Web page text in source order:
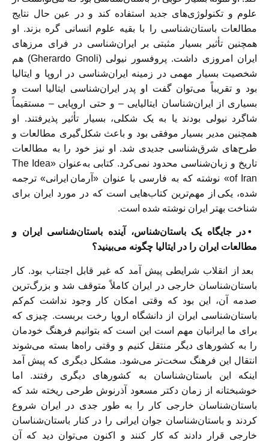
علوم و تکنولوژی‌های جدید استفاده کند و در عین حال نتایج
مطالعات باستان‌شناسی را با بقیه علوم انسانی گره بزند. او
همچنین تأثیر بسیار مثبتی بر ایران‌شناسی در فرای مرزهای
ایران امروزی داشت. پروفسور نیولی (Gherardo Gnoli) هم
شخصیت بسیار مهمی در زمینه ایران‌شناسی در اروپا و ایتالیا
بود و تقریباً می‌توان گفت او پدر ایران‌شناسی ایتالیا است و
بسیاری از ایران‌شناسان ایتالیایی – و حتی اروپایی – مستقیماً
شاگرد نیولی بودند یا به یک شکلی، بسیار تأثیر پذیرفتند. او
همچنین مدیر بسیار موفقی بود و باعث شکل‌گیری مطالعات و
طرح‌های شرق‌شناسی جدیدی شد. او نیز خود را به مطالعات
تاریخ و زبان‌شناسی محدود نمی‌کرد. کتابی به‌عنوان «The Idea
of Iran» نوشته که به فارسی با عنوان «آرمان ایرانی» ترجمه
شده، یکی از مهم‌ترین کتاب‌هایی است که در مورد ایران‌ برای
شناخت بهتر ایران نوشته شده است.
• در جایگاه یک باستان‌شناس، آینده باستان‌شناسی ایران و
مطالعات ایران را در ایتالیا چگونه می‌بینید؟
بعد از انقلاب شرایطی پیش آمد که غیر قابل اجتناب بود. کار
باستان‌شناسان خارجی در ایران کاملاً متوقف شد و بزرگ‌ترین
صدمه آن، این بود که وقتی امکان کار وجود نداشت کم‌کم
باستان‌شناسی ایران از دانشگاه اروپا رخت بربست. چیزی که
برای ما ایرانیان مهم است این است که بتوانیم فرهنگ خودمان
را به کشورهای دیگر منتقل کنیم و وقتی راه‌ها بسته می‌شوند
انتقال این فرهنگ سخت‌تر می‌شود. مشکل دیگری که پیش آمد
اینکه این باستان‌شناسان به کشورهای دیگری رفتند. اما
خوشبختانه از زمان دکتر مسعود آذرنوش طرحی ریخته شد که
باستان‌شناسان خارجی کار را به طور جدی در ایران شروع
کردند و باستان‌شناسان جوان ایرانی را در کنار باستان‌شناسان
خارجی قرار دادند که کار کنند و اکنون می‌توان دید که آن